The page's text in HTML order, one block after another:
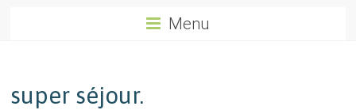
Menu
super séjour.